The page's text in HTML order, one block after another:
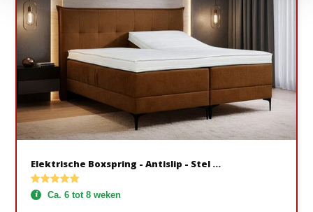
Elektrische Boxspring - Antislip - Stel ...
Ca. 6 tot 8 weken